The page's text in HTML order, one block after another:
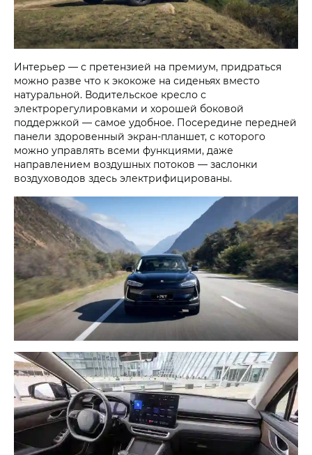
Интерьер — с претензией на премиум, придраться
можно разве что к экокоже на сиденьях вместо
натуральной. Водительское кресло с
электрорегулировками и хорошей боковой
поддержкой — самое удобное. Посередине передней
панели здоровенный экран-планшет, с которого
можно управлять всеми функциями, даже
направлением воздушных потоков — заслонки
воздуховодов здесь электрифицированы.